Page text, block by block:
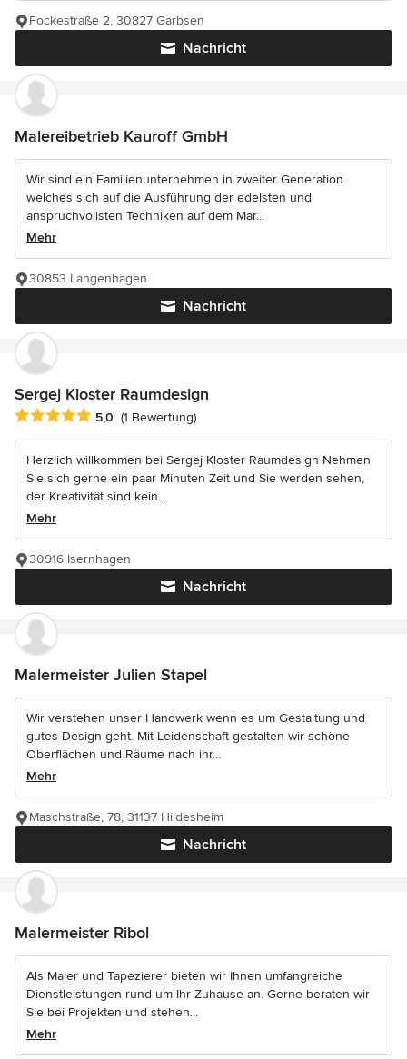
Nachricht
Fockestraße 2, 30827 Garbsen
Malereibetrieb Kauroff GmbH
Wir sind ein Familienunternehmen in zweiter Generation
welches sich auf die Ausführung der edelsten und
anspruchvollsten Techniken auf dem Mar...
Mehr
Nachricht
30853 Langenhagen
Sergej Kloster Raumdesign
Durchschnittliche Bewertung: 5 von 5 Sternen
5,0 (1 Bewertung)
Herzlich willkommen bei Sergej Kloster Raumdesign Nehmen
Sie sich gerne ein paar Minuten Zeit und Sie werden sehen,
der Kreativität sind kein...
Mehr
Nachricht
30916 Isernhagen
Malermeister Julien Stapel
Wir verstehen unser Handwerk wenn es um Gestaltung und
gutes Design geht. Mit Leidenschaft gestalten wir schöne
Oberflächen und Räume nach ihr...
Mehr
Nachricht
Maschstraße, 78, 31137 Hildesheim
Malermeister Ribol
Als Maler und Tapezierer bieten wir Ihnen umfangreiche
Dienstleistungen rund um Ihr Zuhause an. Gerne beraten wir
Sie bei Projekten und stehen...
Mehr